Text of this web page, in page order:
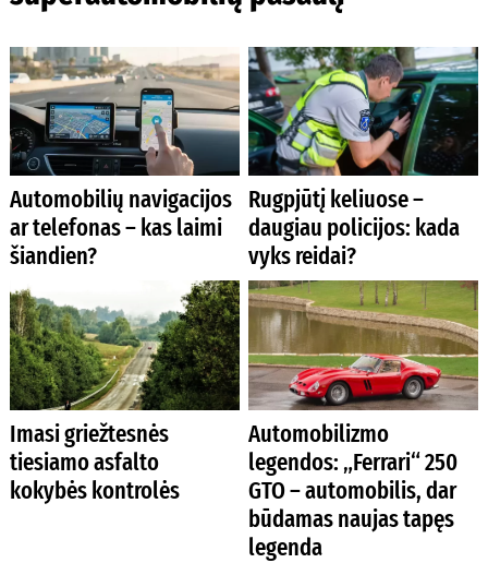
Automobilių navigacijos
ar telefonas – kas laimi
šiandien?
Rugpjūtį keliuose –
daugiau policijos: kada
vyks reidai?
Imasi griežtesnės
tiesiamo asfalto
kokybės kontrolės
Automobilizmo
legendos: „Ferrari“ 250
GTO – automobilis, dar
būdamas naujas tapęs
legenda